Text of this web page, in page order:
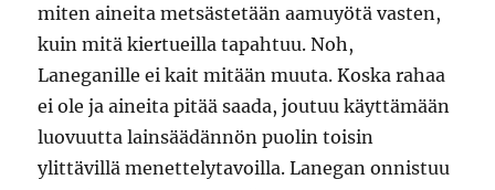
miten aineita metsästetään aamuyötä vasten,
kuin mitä kiertueilla tapahtuu. Noh,
Laneganille ei kait mitään muuta. Koska rahaa
ei ole ja aineita pitää saada, joutuu käyttämään
luovuutta lainsäädännön puolin toisin
ylittävillä menettelytavoilla. Lanegan onnistuu